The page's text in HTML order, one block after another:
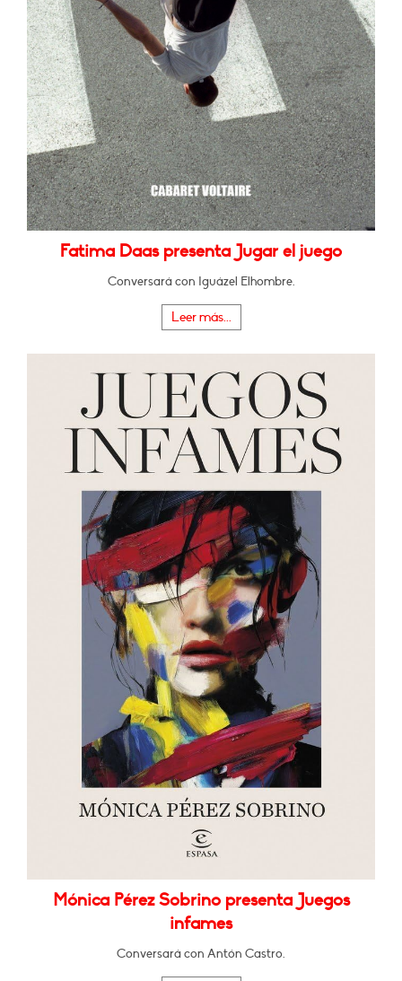
Fatima Daas presenta Jugar el juego
Conversará con Iguázel Elhombre.
Leer más...
Mónica Pérez Sobrino presenta Juegos
infames
Conversará con Antón Castro.